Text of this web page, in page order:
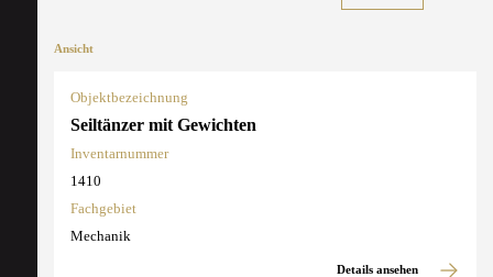
Ansicht
Objektbezeichnung
Seiltänzer mit Gewichten
Inventarnummer
1410
Fachgebiet
Mechanik
Details ansehen